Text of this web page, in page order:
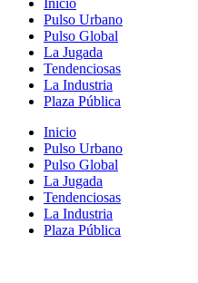
Inicio
Pulso Urbano
Pulso Global
La Jugada
Tendenciosas
La Industria
Plaza Pública
Inicio
Pulso Urbano
Pulso Global
La Jugada
Tendenciosas
La Industria
Plaza Pública